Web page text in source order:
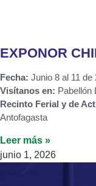
EXPONOR
Fecha: Junio 8 al 11 de
Visítanos en: Pabellón
Recinto Ferial y de
Antofagasta
Leer más »
junio 1, 2026